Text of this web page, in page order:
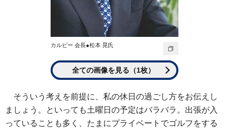
カルビー 会長●松本 晃氏
全ての画像を見る（1枚）
そういう考えを前提に、私の休日の過ごし方をお伝えし
ましょう。といっても土曜日の予定はバラバラ。出張が入
っていることも多く、たまにプライベートでゴルフをする